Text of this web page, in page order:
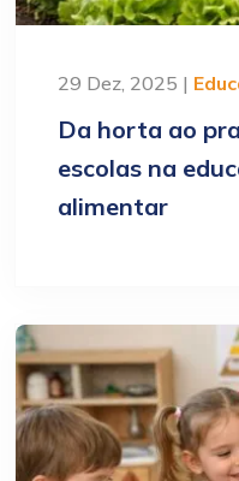
29 Dez, 2025 |
Da horta ao
escolas na
alimentar